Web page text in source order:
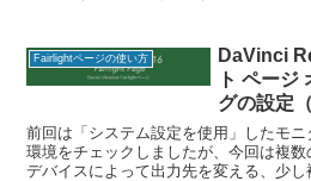
Fairlightページの使い方
DaVinci
ト ページ
グの設定（
前回は「システム設定を使用」したモ
環境をチェックしましたが、今回は複数
デバイスによって出力先を変える、少